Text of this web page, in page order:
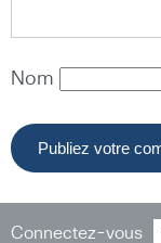
Nom
Connectez-vous